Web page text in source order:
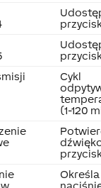
Cykl
(1-120